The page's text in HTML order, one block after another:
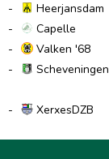
-
Heerjansdam
-
Capelle
-
Valken '68
-
Scheveningen
- XerxesDZB